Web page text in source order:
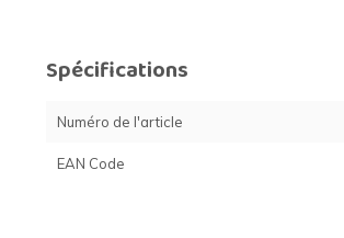
Spécifications
Numéro de l'article
EAN Code